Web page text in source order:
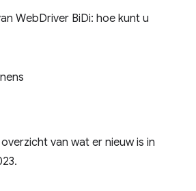
WebDriver BiDi: hoe kunt u
van wat er nieuw is in